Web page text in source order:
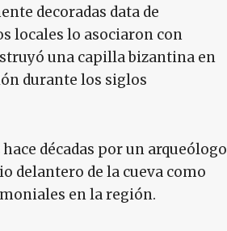
decoradas data de
locales lo asociaron con
una capilla bizantina en
durante los siglos
décadas por un arqueólogo
delantero de la cueva como
en la región.